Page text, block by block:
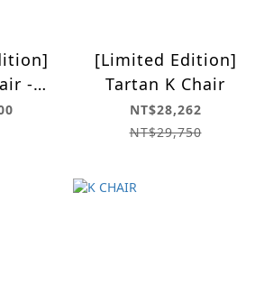
-
[Limited Edition]
Tartan K Chair
NT$28,262
NT$29,750